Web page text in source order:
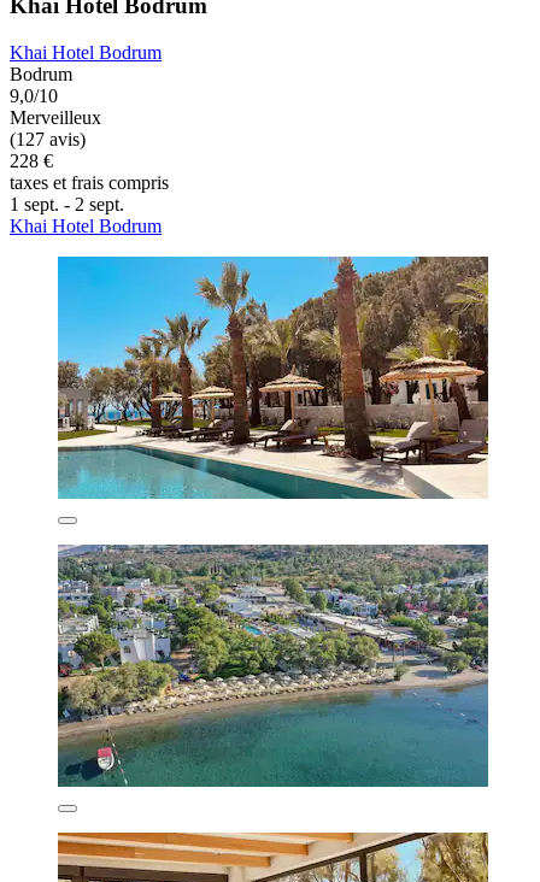
Khai Hotel Bodrum
Khai Hotel Bodrum
Bodrum
9,0/10
Merveilleux
(127 avis)
228 €
taxes et frais compris
1 sept. - 2 sept.
Khai Hotel Bodrum